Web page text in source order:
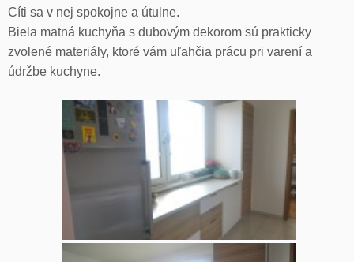
Cíti sa v nej spokojne a útulne.
Biela matná kuchyňa s dubovým dekorom sú prakticky
zvolené materiály, ktoré vám uľahčia prácu pri varení a
údržbe kuchyne.